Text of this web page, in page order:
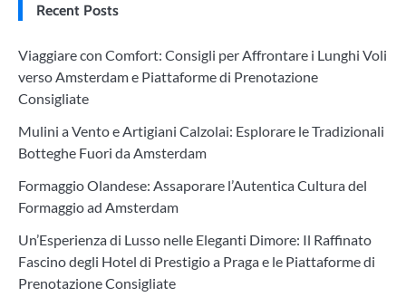
Recent Posts
Viaggiare con Comfort: Consigli per Affrontare i Lunghi Voli
verso Amsterdam e Piattaforme di Prenotazione
Consigliate
Mulini a Vento e Artigiani Calzolai: Esplorare le Tradizionali
Botteghe Fuori da Amsterdam
Formaggio Olandese: Assaporare l’Autentica Cultura del
Formaggio ad Amsterdam
Un’Esperienza di Lusso nelle Eleganti Dimore: Il Raffinato
Fascino degli Hotel di Prestigio a Praga e le Piattaforme di
Prenotazione Consigliate